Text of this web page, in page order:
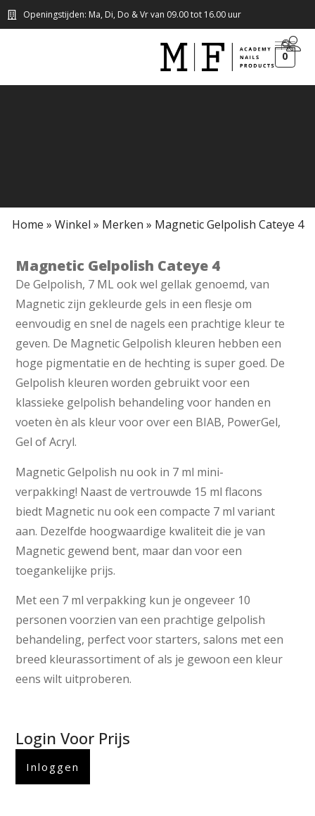
Openingstijden: Ma, Di, Do & Vr van 09.00 tot 16.00 uur
0
Home » Winkel » Merken » Magnetic Gelpolish Cateye 4
Magnetic Gelpolish Cateye 4
De Gelpolish, 7 ML ook wel gellak genoemd, van
Magnetic zijn gekleurde gels in een flesje om
eenvoudig en snel de nagels een prachtige kleur te
geven. De Magnetic Gelpolish kleuren hebben een
hoge pigmentatie en de hechting is super goed. De
Gelpolish kleuren worden gebruikt voor een
klassieke gelpolish behandeling voor handen en
voeten èn als kleur voor over een BIAB, PowerGel,
Gel of Acryl.
Magnetic Gelpolish nu ook in 7 ml mini-
verpakking! Naast de vertrouwde 15 ml flacons
biedt Magnetic nu ook een compacte 7 ml variant
aan. Dezelfde hoogwaardige kwaliteit die je van
Magnetic gewend bent, maar dan voor een
toegankelijke prijs.
Met een 7 ml verpakking kun je ongeveer 10
personen voorzien van een prachtige gelpolish
behandeling, perfect voor starters, salons met een
breed kleurassortiment of als je gewoon een kleur
eens wilt uitproberen.
Login Voor Prijs
Inloggen